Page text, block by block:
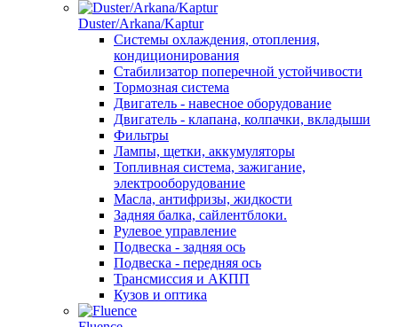
Duster/Arkana/Kaptur
Системы охлаждения, отопления,
кондиционирования
Стабилизатор поперечной устойчивости
Тормозная система
Двигатель - навесное оборудование
Двигатель - клапана, колпачки, вкладыши
Фильтры
Лампы, щетки, аккумуляторы
Топливная система, зажигание,
электрооборудование
Масла, антифризы, жидкости
Задняя балка, сайлентблоки.
Рулевое управление
Подвеска - задняя ось
Подвеска - передняя ось
Трансмиссия и АКПП
Кузов и оптика